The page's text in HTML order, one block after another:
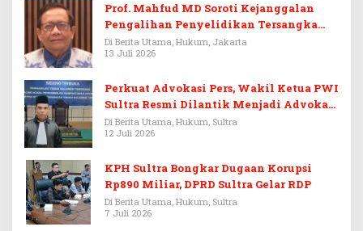
Prof. Mahfud MD Soroti Kejanggalan
Pengalihan Penyelidikan Tersangka
Febrie Adriansyah
Di Berita Utama, Hukum, Jakarta
13 Juli 2026
Perkuat Advokasi Pers, Wakil Ketua PWI
Sultra Resmi Dilantik Menjadi Advokat
PERADI
Di Berita Utama, Hukum, Sultra
12 Juli 2026
KPH Sultra Bongkar Dugaan Korupsi
Rp890 Miliar, DPRD Sultra Gelar RDP
Di Berita Utama, Hukum, Sultra
7 Juli 2026